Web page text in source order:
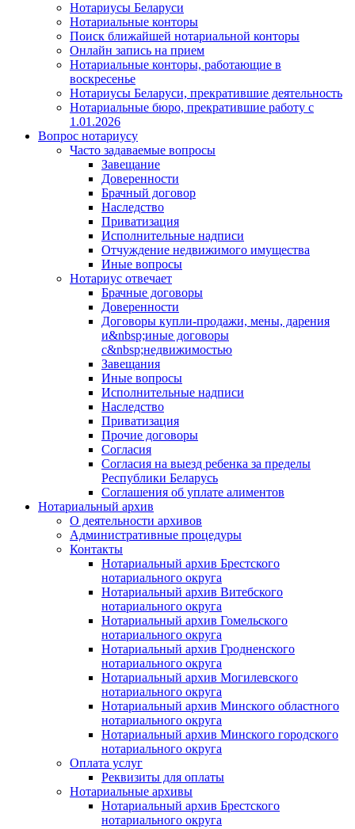
Нотариусы Беларуси
Нотариальные конторы
Поиск ближайшей нотариальной конторы
Онлайн запись на прием
Нотариальные конторы, работающие в
воскресенье
Нотариусы Беларуси, прекратившие деятельность
Нотариальные бюро, прекратившие работу с
1.01.2026
Вопрос нотариусу
Часто задаваемые вопросы
Завещание
Доверенности
Брачный договор
Наследство
Приватизация
Исполнительные надписи
Отчуждение недвижимого имущества
Иные вопросы
Нотариус отвечает
Брачные договоры
Доверенности
Договоры купли-продажи, мены, дарения
и&nbsp;иные договоры
с&nbsp;недвижимостью
Завещания
Иные вопросы
Исполнительные надписи
Наследство
Приватизация
Прочие договоры
Согласия
Согласия на выезд ребенка за пределы
Республики Беларусь
Соглашения об уплате алиментов
Нотариальный архив
О деятельности архивов
Административные процедуры
Контакты
Нотариальный архив Брестского
нотариального округа
Нотариальный архив Витебского
нотариального округа
Нотариальный архив Гомельского
нотариального округа
Нотариальный архив Гродненского
нотариального округа
Нотариальный архив Могилевского
нотариального округа
Нотариальный архив Минского областного
нотариального округа
Нотариальный архив Минского городского
нотариального округа
Оплата услуг
Реквизиты для оплаты
Нотариальные архивы
Нотариальный архив Брестского
нотариального округа